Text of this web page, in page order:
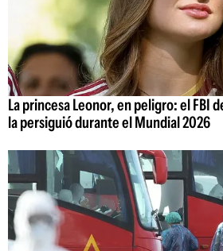
La princesa Leonor, en peligro: el FBI
la persiguió durante el Mundial 2026